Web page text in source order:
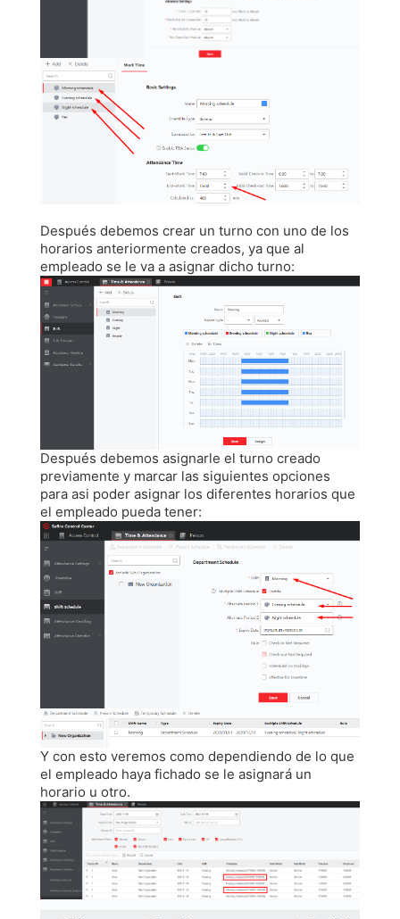
Después debemos crear un turno con uno de los
horarios anteriormente creados, ya que al
empleado se le va a asignar dicho turno:
Después debemos asignarle el turno creado
previamente y marcar las siguientes opciones
para asi poder asignar los diferentes horarios que
el empleado pueda tener:
Y con esto veremos como dependiendo de lo que
el empleado haya fichado se le asignará un
horario u otro.